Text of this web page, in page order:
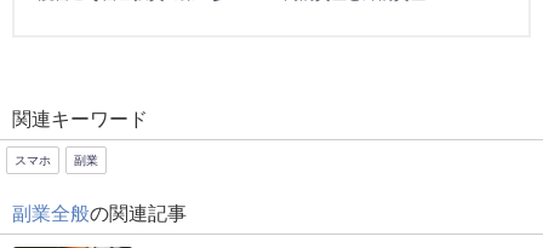
関連キーワード
スマホ 副業
副業全般の関連記事